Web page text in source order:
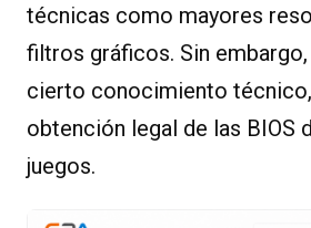
técnicas como mayores
filtros gráficos. Sin
cierto conocimiento
obtención legal de las BIOS
juegos.